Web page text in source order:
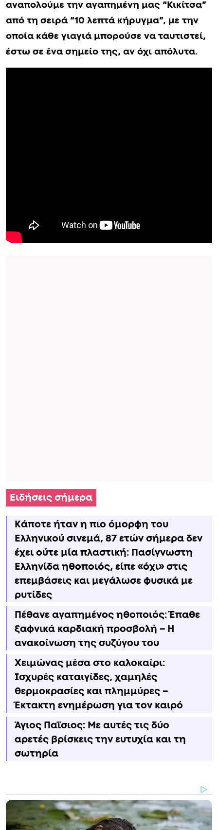
αναπολούμε την αγαπημένη μας “Κικίτσα”
από τη σειρά “10 λεπτά κήρυγμα”, με την
οποία κάθε γιαγιά μπορούσε να ταυτιστεί,
έστω σε ένα σημείο της, αν όχι απόλυτα.
Ειδήσεις σήμερα
Κάποτε ήταν η πιο όμορφη του
Ελληνικού σινεμά, 87 ετών σήμερα δεν
έχει ούτε μία πλαστική: Πασίγνωστη
Ελληνίδα ηθοποιός, είπε «όχι» στις
επεμβάσεις και μεγάλωσε φυσικά με
ρυτίδες
Πέθανε αγαπημένος ηθοποιός: Έπαθε
ξαφνικά καρδιακή προσβολή – Η
ανακοίνωση της συζύγου του
Χειμώνας μέσα στο καλοκαίρι:
Ισχυρές καταιγίδες, χαμηλές
θερμοκρασίες και πλημμύρες –
Έκτακτη ενημέρωση για τον καιρό
Άγιος Παΐσιος: Με αυτές τις δύο
αρετές βρίσκεις την ευτυχία και τη
σωτηρία